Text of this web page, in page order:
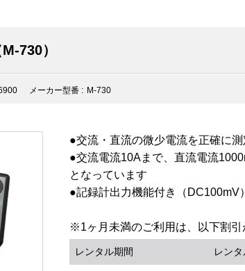
730）
メーカー型番 : M-730
●交流・直流の微少電流を正確に
●交流電流10Aまで、直流電流
となっています
●記録計出力機能付き（DC100mV
※1ヶ月未満のご利用は、以下割引
レンタル期間 レンタ